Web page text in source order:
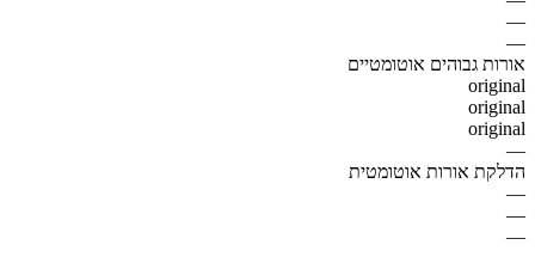
—
—
אורות גבוהים אוטומטיים
original
original
original
—
הדלקת אורות אוטומטית
—
—
—